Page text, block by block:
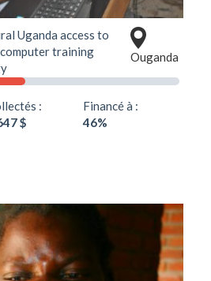
Uganda access to
training
Ouganda
:
$
Financé à :
46%